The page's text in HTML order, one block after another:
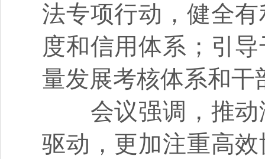
法专项行动，健全
度和信用体系；引
量发展考核体系和干
会议强调，推动
驱动，更加注重高